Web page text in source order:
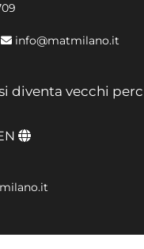
info@matmilano.it
diventa vecchi